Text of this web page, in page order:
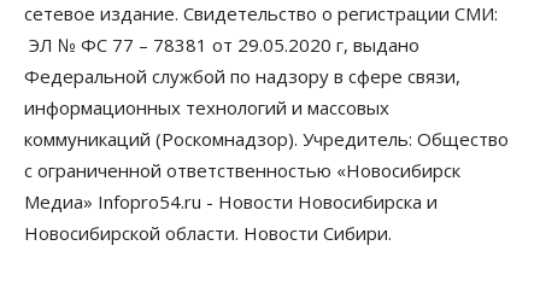
вывели зарплату сотрудников «из тени»
05 Августа 2026, 12:00
Бизнес Недвижимость
Новосибирское правительство требует 226 млн со
строителя экстрим-центра
05 Августа 2026, 11:30
Общество
Премьер-министру Мишустину показали проект
сетевое издание. Свидетельство о регистрации СМИ:
ЭЛ № ФС 77 – 78381 от 29.05.2020 г, выдано
Федеральной службой по надзору в сфере связи,
информационных технологий и массовых
коммуникаций (Роскомнадзор). Учредитель: Общество
с ограниченной ответственностью «Новосибирск
Медиа» Infopro54.ru - Новости Новосибирска и
Новосибирской области. Новости Сибири.